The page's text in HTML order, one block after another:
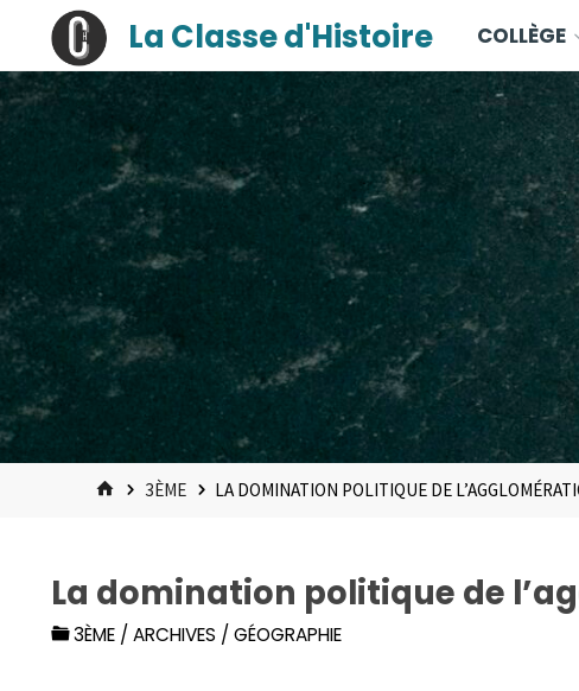
content
principal
La Classe d'Histoire COLLÈGE
HOME3ÈME LA DOMINATION POLITIQUE DE
La domination politique de
3ÈME / ARCHIVES / GÉOGRAPHIE